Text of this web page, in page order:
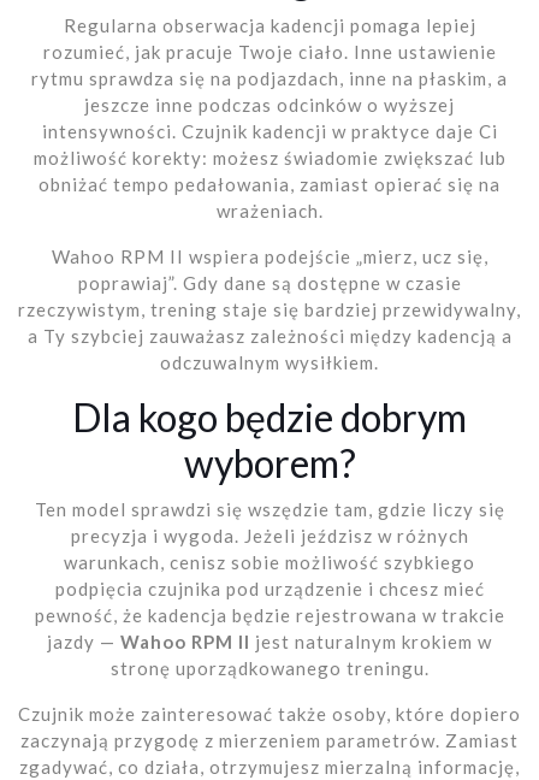
Regularna obserwacja kadencji pomaga lepiej
rozumieć, jak pracuje Twoje ciało. Inne ustawienie
rytmu sprawdza się na podjazdach, inne na płaskim, a
jeszcze inne podczas odcinków o wyższej
intensywności. Czujnik kadencji w praktyce daje Ci
możliwość korekty: możesz świadomie zwiększać lub
obniżać tempo pedałowania, zamiast opierać się na
wrażeniach.
Wahoo RPM II wspiera podejście „mierz, ucz się,
poprawiaj”. Gdy dane są dostępne w czasie
rzeczywistym, trening staje się bardziej przewidywalny,
a Ty szybciej zauważasz zależności między kadencją a
odczuwalnym wysiłkiem.
Dla kogo będzie dobrym
wyborem?
Ten model sprawdzi się wszędzie tam, gdzie liczy się
precyzja i wygoda. Jeżeli jeździsz w różnych
warunkach, cenisz sobie możliwość szybkiego
podpięcia czujnika pod urządzenie i chcesz mieć
pewność, że kadencja będzie rejestrowana w trakcie
jazdy — Wahoo RPM II jest naturalnym krokiem w
stronę uporządkowanego treningu.
Czujnik może zainteresować także osoby, które dopiero
zaczynają przygodę z mierzeniem parametrów. Zamiast
zgadywać, co działa, otrzymujesz mierzalną informację,